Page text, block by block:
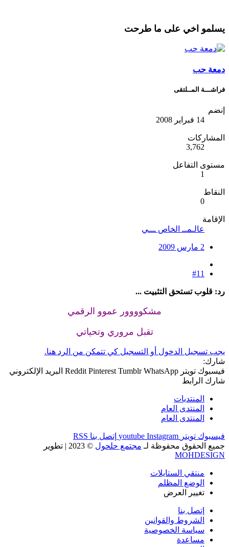
يسلمو اخي على ما طرحت
دمعة حب
فراشـــة المــلتقى
إنضم
14 فبراير 2008
المشاركات
3,762
مستوى التفاعل
1
النقاط
0
الإقامة
عالـمــ الخاص ـــي
2 مارس 2009
#11
رد: قلوب تستحق التثبيت ...
مشكوووور عموو الرقمي
تقبل مروري وتحياتي
يجب تسجيل الدخول أو التسجيل كي تتمكن من الرد هنا.
شارك:
فيسبوك تويتر Reddit Pinterest Tumblr WhatsApp
البريد الإلكتروني
شارك الرابط
المنتديات
المنتدى العام
المنتدى العام
فيسبوك تويتر youtube Instagram إتصل بنا RSS
جميع الحقوق محفوظة لـ مجتمع حلحول © 2023
| تطوير
MOHDESIGN
منتقي الستايلات
الوضع المظلم
تغيير العرض
إتصل بنا
الشروط والقوانين
سياسة الخصوصية
مساعدة